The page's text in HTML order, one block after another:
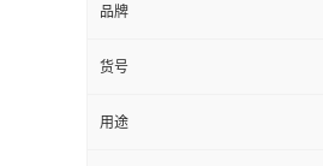
品牌
货号
用途